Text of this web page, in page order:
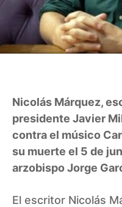
Nicolás Márquez,
presidente Javier
contra el músico
su muerte el 5 de
arzobispo Jorge
El escritor Nicolás